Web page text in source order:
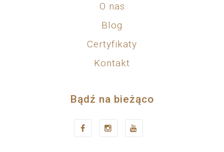
Bądź na bieżąco
O nas
Blog
Certyfikaty
Kontakt